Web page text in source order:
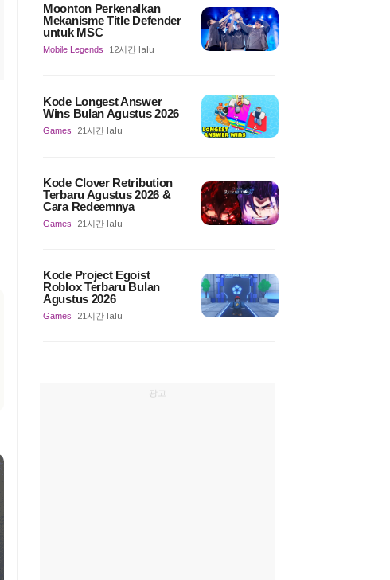
Moonton Perkenalkan
Mekanisme Title Defender
untuk MSC
Mobile Legends 12시간 lalu
Kode Longest Answer
Wins Bulan Agustus 2026
Games 21시간 lalu
Kode Clover Retribution
Terbaru Agustus 2026 &
Cara Redeemnya
Games 21시간 lalu
Kode Project Egoist
Roblox Terbaru Bulan
Agustus 2026
Games 21시간 lalu
광고